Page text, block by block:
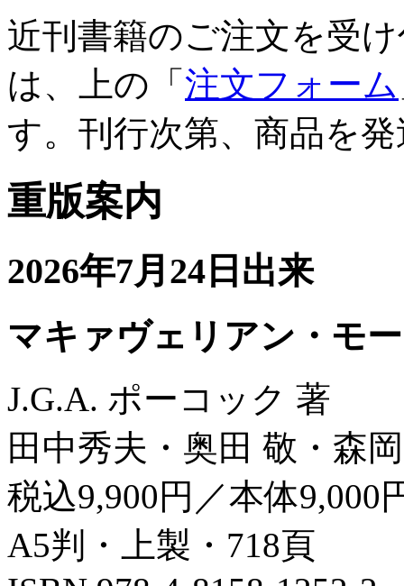
近刊書籍のご注文を受
は、上の「 注文フォーム
す。刊行次第、商品を
重版案内
2026年7月24日出来
マキァヴェリアン・モ
J.G.A. ポーコック 著
田中秀夫・奥田 敬・森
税込9,900円／本体9,000
A5判・上製・718頁